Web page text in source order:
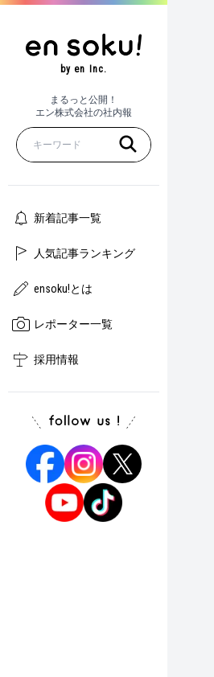
by en Inc.
まるっと公開！
エン株式会社の社内報
新着記事一覧
人気記事ランキング
ensoku!とは
レポーター一覧
採用情報